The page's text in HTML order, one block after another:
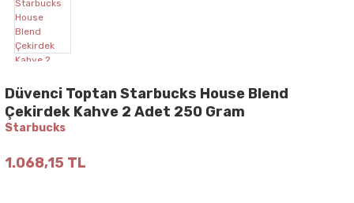
Düvenci Toptan Starbucks House Blend
Çekirdek Kahve 2 Adet 250 Gram
Starbucks
1.068,15 TL